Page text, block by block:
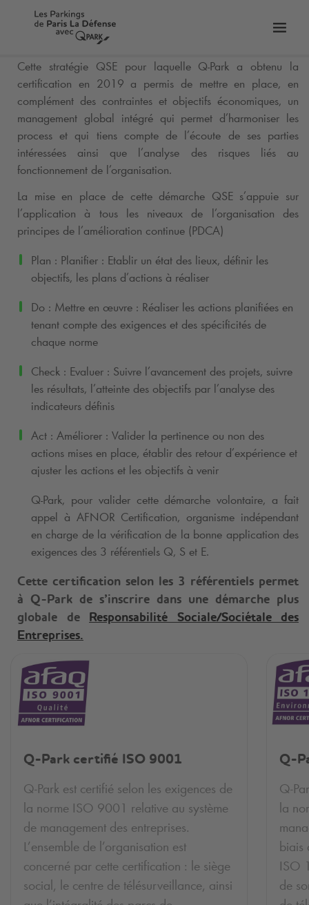
la
Cette stratégie QSE pour laquelle Q-Park a obtenu la
certification en 2019 a permis de mettre en place, en
complément des contraintes et objectifs économiques, un
management global intégré qui permet d’harmoniser les
process et qui tiens compte de l’écoute de ses parties
intéressées ainsi que l’analyse des risques liés au
fonctionnement de l’organisation.
La mise en place de cette démarche QSE s’appuie sur
l’application à tous les niveaux de l’organisation des
principes de l’amélioration continue (PDCA)
Plan : Planifier : Etablir un état des lieux, définir les
objectifs, les plans d’actions à réaliser
Do : Mettre en œuvre : Réaliser les actions planifiées en
tenant compte des exigences et des spécificités de
chaque norme
Check : Evaluer : Suivre l’avancement des projets, suivre
les résultats, l’atteinte des objectifs par l’analyse des
indicateurs définis
Act : Améliorer : Valider la pertinence ou non des
actions mises en place, établir des retour d’expérience et
ajuster les actions et les objectifs à venir
Q-Park, pour valider cette démarche volontaire, a fait
appel à AFNOR Certification, organisme indépendant
en charge de la vérification de la bonne application des
exigences des 3 référentiels Q, S et E.
Cette certification selon les 3 référentiels permet
à Q-Park de s’inscrire dans une démarche plus
globale de
Responsabilité Sociale/Sociétale des
Entreprises.
Q-Park certifié ISO 9001
Q-Park est certifié selon les exigences de
la norme ISO 9001 relative au système
de management des entreprises.
L’ensemble de l’organisation est
concerné par cette certification : le siège
social, le centre de télésurveillance, ainsi
Q-
Q-
la
biais
ISO
de